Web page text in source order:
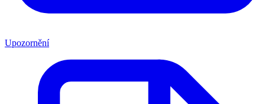
Upozornění